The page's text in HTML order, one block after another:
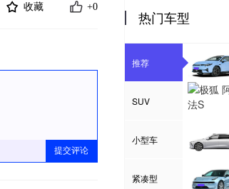
+0
收藏
提交评论
热门车型
推荐
SUV
小型车
紧凑型